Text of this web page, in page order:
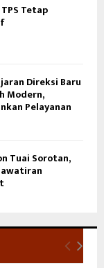
Tetap
Direksi Baru
Modern,
Pelayanan
Tuai Sorotan,